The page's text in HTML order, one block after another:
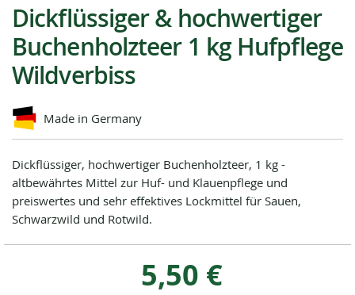
Bildgalerie
springen
Dickflüssiger & hochwertiger
Buchenholzteer 1 kg Hufpflege
Wildverbiss
Made in Germany
Dickflüssiger, hochwertiger Buchenholzteer, 1 kg -
altbewährtes Mittel zur Huf- und Klauenpflege und
preiswertes und sehr effektives Lockmittel für Sauen,
Schwarzwild und Rotwild.
5,50 €